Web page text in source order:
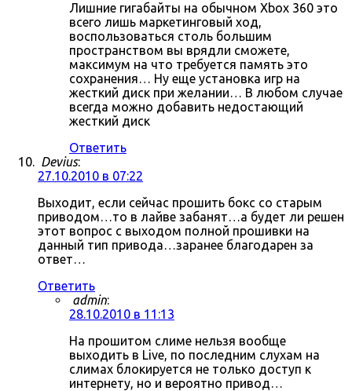
Лишние гигабайты на обычном Xbox 360 это
всего лишь маркетинговый ход,
воспользоваться столь большим
пространством вы врядли сможете,
максимум на что требуется память это
сохранения… Ну еще установка игр на
жесткий диск при желании… В любом случае
всегда можно добавить недостающий
жесткий диск
Ответить
Devius:
27.10.2010 в 07:22
Выходит, если сейчас прошить бокс со старым
приводом…то в лайве забанят…а будет ли решен
этот вопрос с выходом полной прошивки на
данный тип привода…заранее благодарен за
ответ…
Ответить
admin:
28.10.2010 в 11:13
На прошитом слиме нельзя вообще
выходить в Live, по последним слухам на
слимах блокируется не только доступ к
интернету, но и вероятно привод…